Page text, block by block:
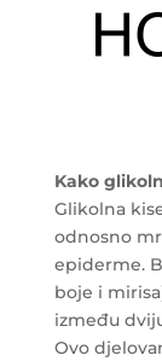
Kako
Glikolna
odnosno
epiderme.
boje i
između
Ovo